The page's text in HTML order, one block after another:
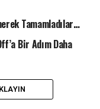
kupaya veda
Tamamladılar…
Bir Adım Daha